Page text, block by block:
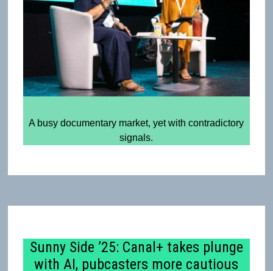
A busy documentary market, yet with contradictory
signals.
Sunny Side ’25: Canal+ takes plunge
with AI, pubcasters more cautious